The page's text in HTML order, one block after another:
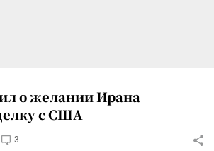
о желании Ирана
с США
3